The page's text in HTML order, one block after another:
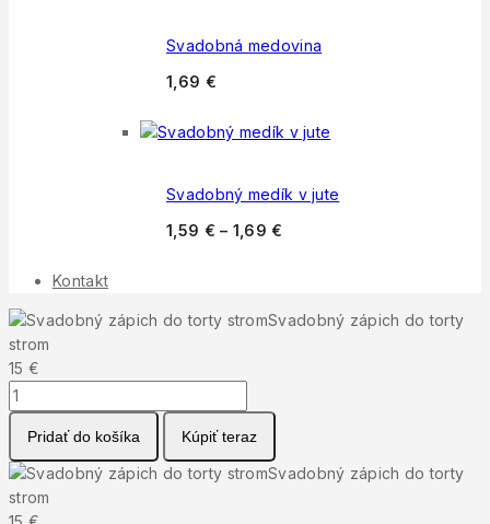
Svadobná medovina
1,69 €
Svadobný medík v jute
1,59 € – 1,69 €
Kontakt
Svadobný zápich do torty
strom
15 €
množstvo
Svadobný
zápich
do
strom
Pridať do košíka Kúpiť teraz
Svadobný zápich do torty
strom